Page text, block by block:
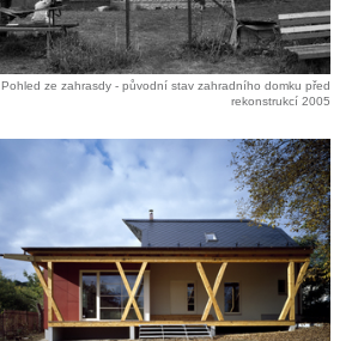
Pohled ze zahrasdy - původní stav zahradního domku před
rekonstrukcí 2005